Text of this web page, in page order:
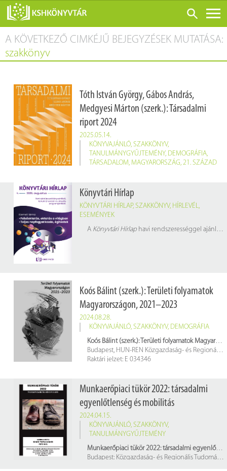
ONLINE KATALÓGUS
RÓLUNK
SZOLGÁLTATÁSOK
KONFERENCIÁK
ADATBÁZISOK
BLOG
A KÖVETKEZŐ CIMKÉJŰ BEJEGYZÉSEK MUTATÁSA:
szakkönyv
Tóth István György, Gábos András,
Medgyesi Márton (szerk.): Társadalmi
riport 2024
2025.05.14.
KÖNYVAJÁNLÓ, SZAKKÖNYV,
TANULMÁNYGYŰJTEMÉNY, DEMOGRÁFIA,
TÁRSADALOM, MAGYARORSZÁG, 21. SZÁZAD
Raktári jelzet: 460829/2024
Könyvtári Hírlap
KÖNYVTÁRI HÍRLAP, SZAKKÖNYV, HÍRLEVÉL,
ESEMÉNYEK
A Könyvtári Hírlaphavi rendszerességgel ajánl szakkönyveket, tanulmányokat és a könyvtár aktuális programjait.
Koós Bálint (szerk.): Területi folyamatok
Magyarországon, 2021–2023
2024.08.28.
KÖNYVAJÁNLÓ, SZAKKÖNYV, DEMOGRÁFIA
Koós Bálint (szerk.): Területi folyamatok Magyarországon, 2021–2023
Budapest, HUN-REN Közgazdaság- és Regionális Tudományi Kutatóközpont, Regionális Kutatások Intézete, 2024. 352 p.
Raktári jelzet: E 034346
Munkaerőpiaci tükör 2022: társadalmi
egyenlőtlenség és mobilitás
2024.04.15.
KÖNYVAJÁNLÓ, SZAKKÖNYV,
TANULMÁNYGYŰJTEMÉNY
Munkaerőpiaci tükör 2022: társadalmi egyenlőtlenség és mobilitás
Budapest: Közgazdaság- és Regionális Tudományi Kutatóközpont Közgazdaság-tudományi Intézet, 2023. 350 p.